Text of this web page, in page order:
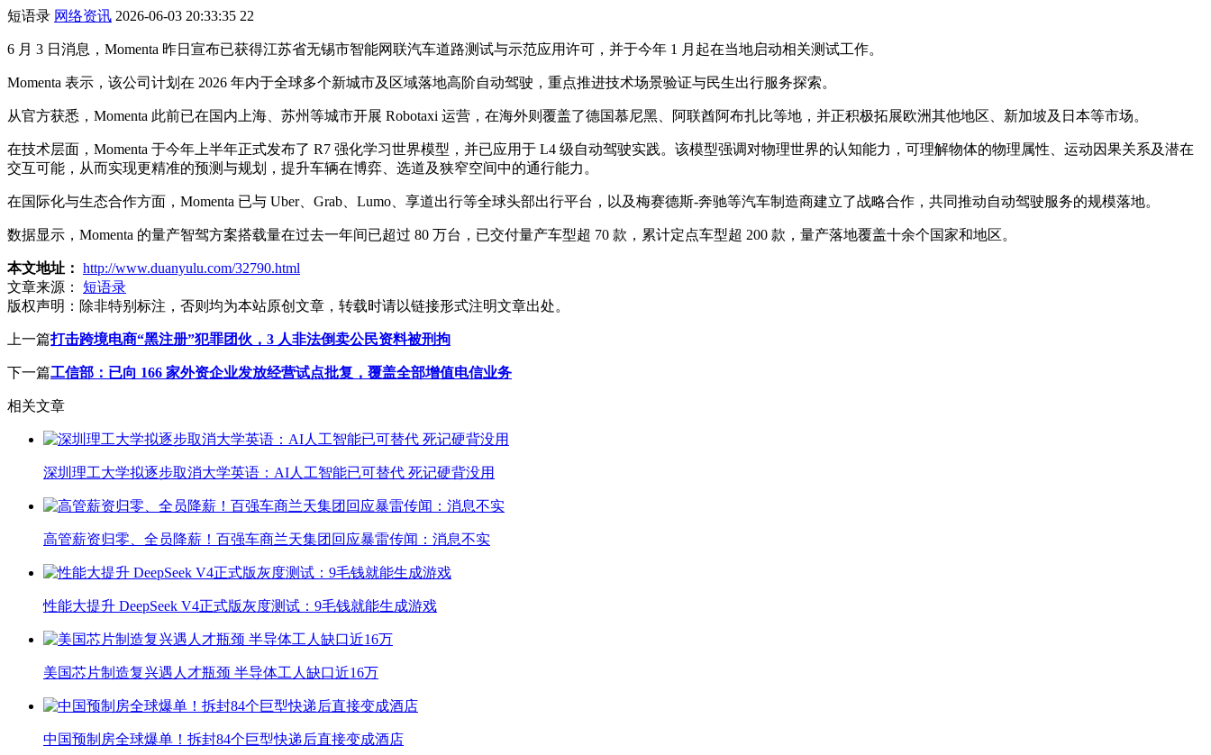
短语录 网络资讯 2026-06-03 20:33:35 22
6 月 3 日消息，Momenta 昨日宣布已获得江苏省无锡市智能网联汽车道路测试与示范应用许可，并于今年 1 月起在当地启动相关测试工作。
Momenta 表示，该公司计划在 2026 年内于全球多个新城市及区域落地高阶自动驾驶，重点推进技术场景验证与民生出行服务探索。
从官方获悉，Momenta 此前已在国内上海、苏州等城市开展 Robotaxi 运营，在海外则覆盖了德国慕尼黑、阿联酋阿布扎比等地，并正积极拓展欧洲其他地区、新加坡及日本等市场。
在技术层面，Momenta 于今年上半年正式发布了 R7 强化学习世界模型，并已应用于 L4 级自动驾驶实践。该模型强调对物理世界的认知能力，可理解物体的物理属性、运动因果关系及潜在
交互可能，从而实现更精准的预测与规划，提升车辆在博弈、选道及狭窄空间中的通行能力。
在国际化与生态合作方面，Momenta 已与 Uber、Grab、Lumo、享道出行等全球头部出行平台，以及梅赛德斯-奔驰等汽车制造商建立了战略合作，共同推动自动驾驶服务的规模落地。
数据显示，Momenta 的量产智驾方案搭载量在过去一年间已超过 80 万台，已交付量产车型超 70 款，累计定点车型超 200 款，量产落地覆盖十余个国家和地区。
本文地址： http://www.duanyulu.com/32790.html
文章来源：
短语录
版权声明： 除非特别标注，否则均为本站原创文章，转载时请以链接形式注明文章出处。
上一篇打击跨境电商“黑注册”犯罪团伙，3 人非法倒卖公民资料被刑拘
下一篇工信部：已向 166 家外资企业发放经营试点批复，覆盖全部增值电信业务
相关文章
深圳理工大学拟逐步取消大学英语：AI人工智能已可替代 死记硬背没用
高管薪资归零、全员降薪！百强车商兰天集团回应暴雷传闻：消息不实
性能大提升 DeepSeek V4正式版灰度测试：9毛钱就能生成游戏
美国芯片制造复兴遇人才瓶颈 半导体工人缺口近16万
中国预制房全球爆单！拆封84个巨型快递后直接变成酒店